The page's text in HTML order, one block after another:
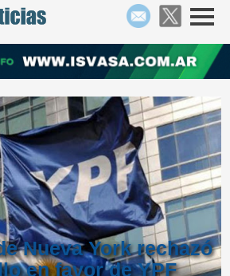
Nueva York rechazó
en favor de YPF